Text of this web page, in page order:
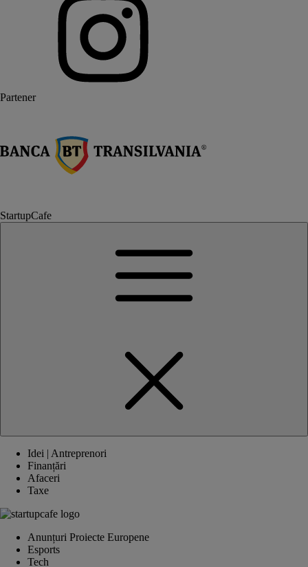
Partener
StartupCafe
Idei | Antreprenori
Finanțări
Afaceri
Taxe
Anunțuri Proiecte Europene
Esports
Tech